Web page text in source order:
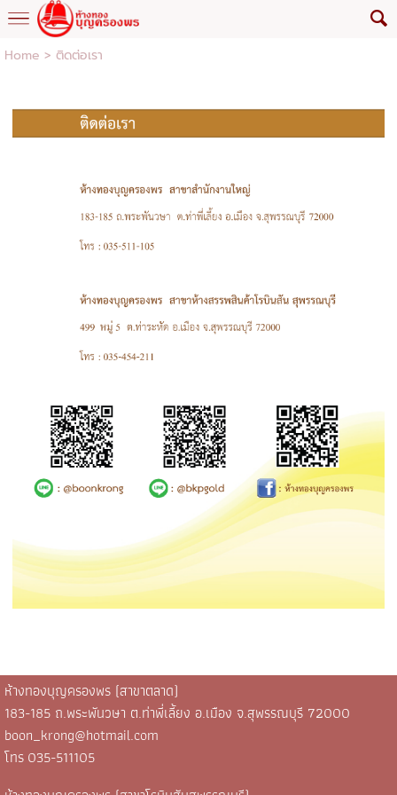
Home > ติดต่อเรา
ห้างทองบุญครองพร (สาขาตลาด)
183-185 ถ.พระพันวษา ต.ท่าพี่เลี้ยง อ.เมือง จ.สุพรรณบุรี 72000
boon_krong@hotmail.com
โทร 035-511105